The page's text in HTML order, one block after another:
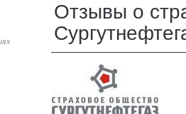
Отзывы о